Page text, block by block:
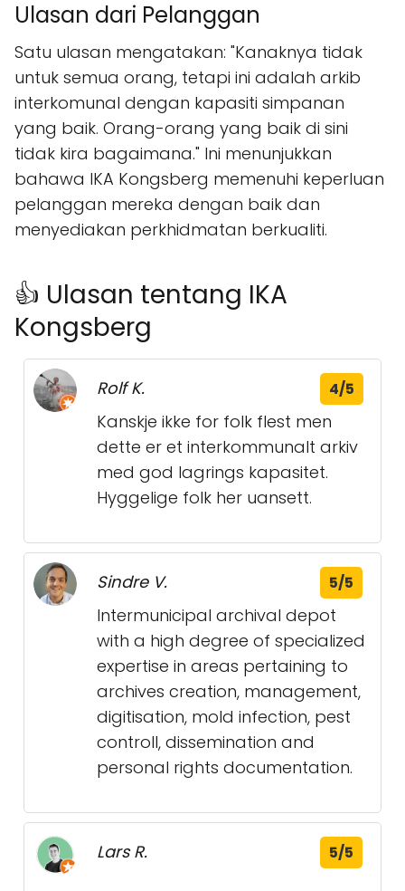
Ulasan dari Pelanggan
Satu ulasan mengatakan: "Kanaknya tidak
untuk semua orang, tetapi ini adalah arkib
interkomunal dengan kapasiti simpanan
yang baik. Orang-orang yang baik di sini
tidak kira bagaimana." Ini menunjukkan
bahawa IKA Kongsberg memenuhi keperluan
pelanggan mereka dengan baik dan
menyediakan perkhidmatan berkualiti.
👍 Ulasan tentang IKA
Kongsberg
Rolf K. 4/5
Kanskje ikke for folk flest men
dette er et interkommunalt arkiv
med god lagrings kapasitet.
Hyggelige folk her uansett.
Sindre V. 5/5
Intermunicipal archival depot
with a high degree of specialized
expertise in areas pertaining to
archives creation, management,
digitisation, mold infection, pest
controll, dissemination and
personal rights documentation.
Lars R. 5/5